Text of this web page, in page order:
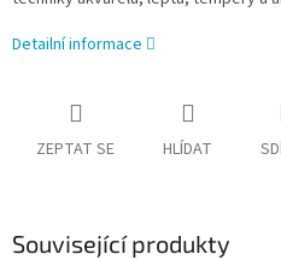
Detailní informace
ZEPTAT SE HLÍDAT
Související produkty